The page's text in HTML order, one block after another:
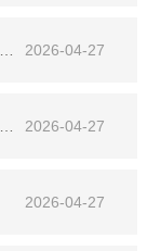
2026-04-27
2026-04-27
2026-04-27